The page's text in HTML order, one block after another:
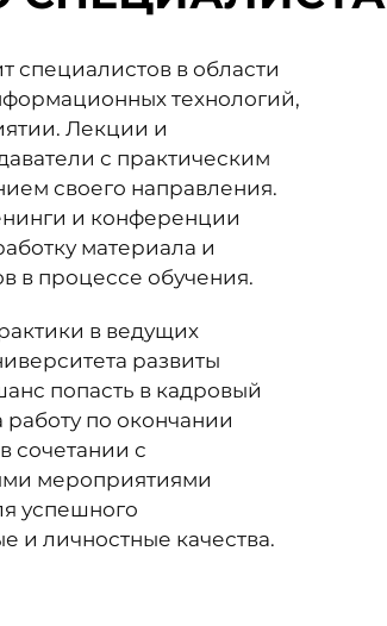
специалистов в области
технологий,
Лекции и
с практическим
своего направления.
и конференции
материала и
в процессе обучения.
в ведущих
развиты
попасть в кадровый
по окончании
сочетании с
мероприятиями
успешного
и личностные качества.